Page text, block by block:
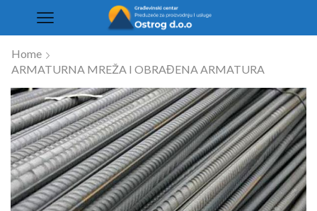
Home
ARMATURNA MREŽA I OBRAĐENA ARMATURA